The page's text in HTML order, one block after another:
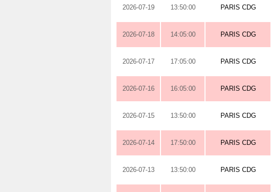
2026-07-19 13:50:00 PARIS CDG
2026-07-18 14:05:00 PARIS CDG
2026-07-17 17:05:00 PARIS CDG
2026-07-16 16:05:00 PARIS CDG
2026-07-15 13:50:00 PARIS CDG
2026-07-14 17:50:00 PARIS CDG
2026-07-13 13:50:00 PARIS CDG